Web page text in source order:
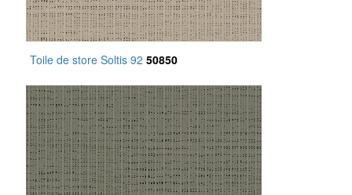
Toile de store Soltis 92 50850